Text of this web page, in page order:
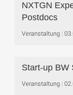
NXTGN
Postdocs
Veranstaltung
Start-up BW
Veranstaltung